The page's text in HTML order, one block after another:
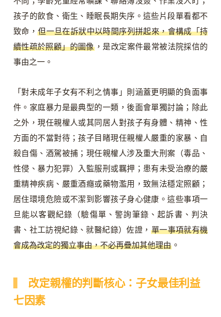
孩子的飲食、衛生、睡眠長期失序。這些片段單看都不
致命，但一旦在訴狀中以時間序列拼起來，會構成「持
續性疏於照顧」的圖像 ，是改定案件最常被法院採信的
事由之一。
「對未成年子女有不利之情事」則涵蓋更明顯的負面事
件。家庭暴力是最典型的一類，後面會單獨討論；除此
之外，現任親權人或其同居人對孩子有身體、精神、性
方面的不當對待；孩子目睹現任親權人嚴重的家暴、自
殺自傷、酒駕被捕；現任親權人涉及重大刑案（毒品、
性侵、暴力犯罪）入監服刑或羈押；患有未受治療的嚴
重精神疾病、嚴重酒癮或藥物濫用，致無法穩定照顧；
居住環境危險或不潔到影響孩子身心健康。這些事項一
旦能以客觀紀錄（驗傷單、警詢筆錄、起訴書、判決
書、社工訪視紀錄、就醫紀錄）佐證， 單一事項就有機
會成為改定的獨立事由，不必再疊加其他理由 。
改定親權的判斷核心：子女最佳利益
七因素